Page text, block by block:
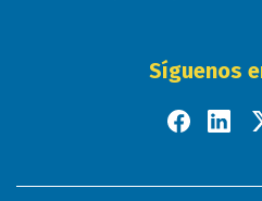
Síguenos